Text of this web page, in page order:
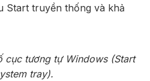
Start truyền thống và khả
cục tương tự Windows (Start
tray).